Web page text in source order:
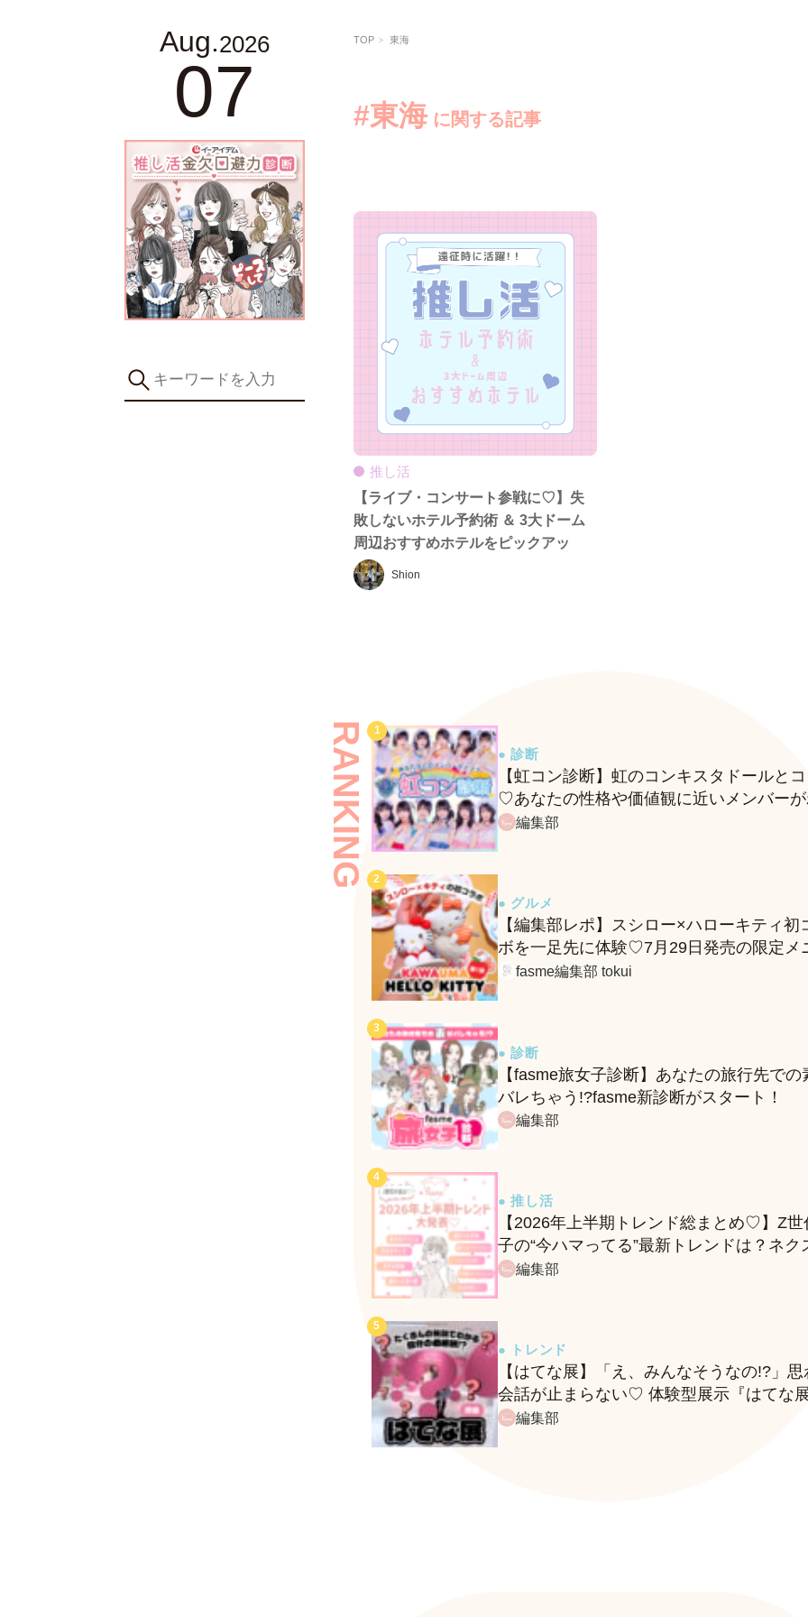
Aug.2026
07
TOP 東海
#東海に関する記事
Shion
推し活
【ライブ・コンサート参戦に♡】失
敗しないホテル予約術 ＆ 3大ドーム
周辺おすすめホテルをピックアッ
プ！
RANKING ● 診断
【虹コン診断】虹のコンキスタドールと
♡あなたの性格や価値観に近いメンバー
る、fasmeの新診断がスタート！
編集部
● グルメ
【編集部レポ】スシロー×ハローキティ初
ボを一足先に体験♡7月29日発売の限定メ
ー＆グッズをレポ！
fasme編集部 tokui
● 診断
【fasme旅女子診断】あなたの旅行先での
バレちゃう!?fasme新診断がスタート！
編集部
● 推し活
【2026年上半期トレンド総まとめ♡】Z世
子の“今ハマってる”最新トレンドは？ネク
バズ予報もチェック♪
編集部
● トレンド
【はてな展】「え、みんなそうなの!?」思
会話が止まらない♡ 体験型展示『はてな展
に行ってきたレポ
編集部